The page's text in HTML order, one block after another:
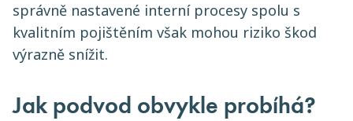
správně nastavené interní procesy spolu s
kvalitním pojištěním však mohou riziko škod
výrazně snížit.
Jak podvod obvykle probíhá?